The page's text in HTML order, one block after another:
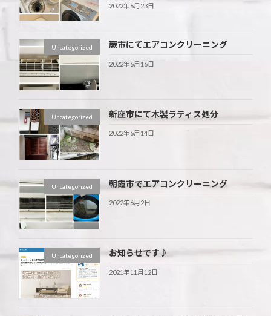
2022年6月23日
Uncategorized 蕨市にてエアコンクリーニング
2022年6月16日
Uncategorized 新座市にて木製ラティス処分
2022年6月14日
Uncategorized 朝霞市でエアコンクリーニング
2022年6月2日
Uncategorized お知らせです♪
2021年11月12日